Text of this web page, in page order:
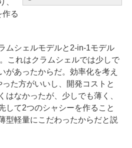
作る
ムシェルモデルと2-in-1モデル
これはクラムシェルでは少しで
があったからだ。効率化を考え
た方がいいし、開発コストと
はなかったが、少しでも薄く、
して2つのシャシーを作ること
型軽量にこだわったからだと説